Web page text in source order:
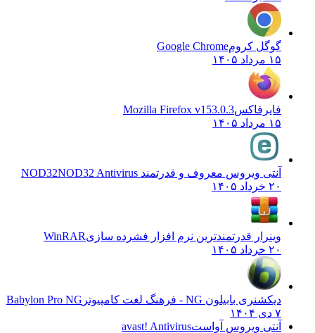
گوگل کروم Google Chrome
فایرفاکس Mozilla Firefox v153.0.3
آنتی ویروس معروف و قدرتمند NOD32NOD32 Antivirus
وینرار قدرتمندترین نرم افزار فشرده سازیWinRAR
دیکشنری بابیلون NG - فرهنگ لغت کامپیوتر
Babylon Pro NG
آنتی ویروس آواست avast! Antivirus